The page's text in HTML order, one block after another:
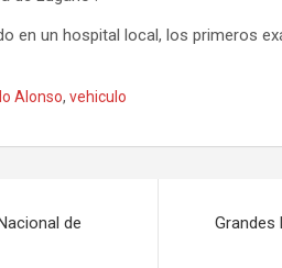
en un hospital local, los primeros
Alonso, vehiculo
de
Grandes